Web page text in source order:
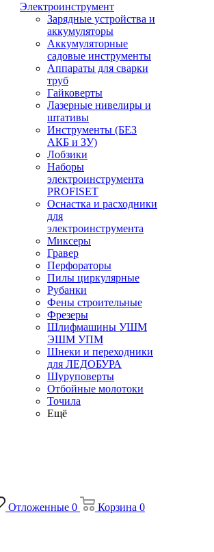
Электроинструмент
Зарядные устройства и
аккумуляторы
Аккумуляторные
садовые инструменты
Аппараты для сварки
труб
Гайковерты
Лазерные нивелиры и
штативы
Инструменты (БЕЗ
АКБ и ЗУ)
Лобзики
Наборы
электроинструмента
PROFISET
Оснастка и расходники
для
электроинструмента
Миксеры
Гравер
Перфораторы
Пилы циркулярные
Рубанки
Фены строительные
Фрезеры
Шлифмашины УШМ
ЭШМ УПМ
Шнеки и переходники
для ЛЕДОБУРА
Шуруповерты
Отбойные молотоки
Точила
Ещё
Отложенные 0 Корзина 0